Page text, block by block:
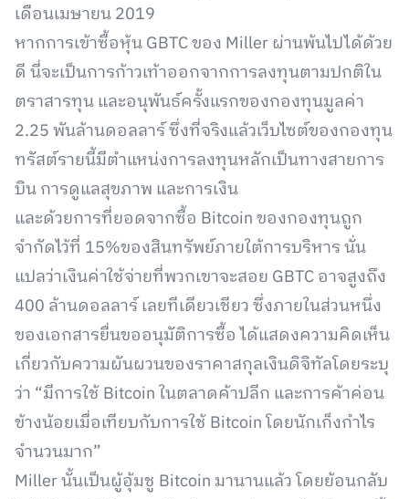
เดือนเมษายน 2019
หากการเข้าซื้อหุ้น GBTC ของ Miller ผ่านพ้นไปได้ด้วย
ดี นี่จะเป็นการก้าวเท้าออกจากการลงทุนตามปกติใน
ตราสารทุน และอนุพันธ์ครั้งแรกของกองทุนมูลค่า
2.25 พันล้านดอลลาร์ ซึ่งที่จริงแล้วเว็บไซต์ของกองทุน
ทรัสต์รายนี้มีตำแหน่งการลงทุนหลักเป็นทางสายการ
บิน การดูแลสุขภาพ และการเงิน
และด้วยการที่ยอดจากซื้อ Bitcoin ของกองทุนถูก
จำกัดไว้ที่ 15%ของสินทรัพย์ภายใต้การบริหาร นั่น
แปลว่าเงินค่าใช้จ่ายที่พวกเขาจะสอย GBTC อาจสูงถึง
400 ล้านดอลลาร์ เลยทีเดียวเชียว ซึ่งภายในส่วนหนึ่ง
ของเอกสารยื่นขออนุมัติการซื้อ ได้แสดงความคิดเห็น
เกี่ยวกับความผันผวนของราคาสกุลเงินดิจิทัลโดยระบุ
ว่า “มีการใช้ Bitcoin ในตลาดค้าปลีก และการค้าค่อน
ข้างน้อยเมื่อเทียบกับการใช้ Bitcoin โดยนักเก็งกำไร
จำนวนมาก”
Miller นั้นเป็นผู้อุ้มชู Bitcoin มานานแล้ว โดยย้อนกลับ